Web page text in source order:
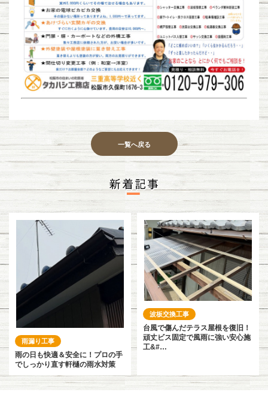
一覧へ戻る
雨漏り工事
雨の日も快適＆安全に！プロの手
でしっかり直す軒樋の雨水対策
波板交換工事
台風で傷んだテラス屋根を復旧！
頑丈ビス固定で風雨に強い安心施
工&#…